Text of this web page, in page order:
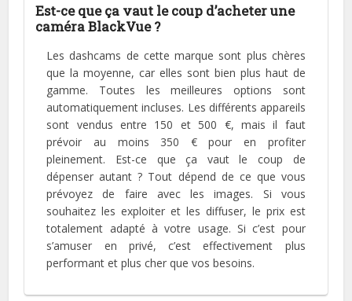
Est-ce que ça vaut le coup d’acheter une
caméra BlackVue ?
Les dashcams de cette marque sont plus chères
que la moyenne, car elles sont bien plus haut de
gamme. Toutes les meilleures options sont
automatiquement incluses. Les différents appareils
sont vendus entre 150 et 500 €, mais il faut
prévoir au moins 350 € pour en profiter
pleinement. Est-ce que ça vaut le coup de
dépenser autant ? Tout dépend de ce que vous
prévoyez de faire avec les images. Si vous
souhaitez les exploiter et les diffuser, le prix est
totalement adapté à votre usage. Si c’est pour
s’amuser en privé, c’est effectivement plus
performant et plus cher que vos besoins.